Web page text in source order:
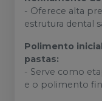
- Oferece alta
estrutura dental
Polimento
pastas:
- Serve como
e o polimento